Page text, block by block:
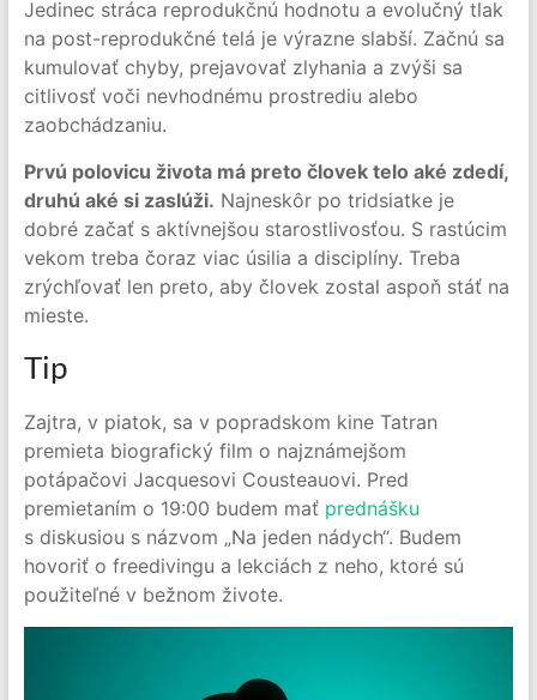
Jedinec stráca reprodukčnú hodnotu a evolučný tlak
na post-reprodukčné telá je výrazne slabší. Začnú sa
kumulovať chyby, prejavovať zlyhania a zvýši sa
citlivosť voči nevhodnému prostrediu alebo
zaobchádzaniu.
Prvú polovicu života má preto človek telo aké zdedí,
druhú aké si zaslúži. Najneskôr po tridsiatke je
dobré začať s aktívnejšou starostlivosťou. S rastúcim
vekom treba čoraz viac úsilia a disciplíny. Treba
zrýchľovať len preto, aby človek zostal aspoň stáť na
mieste.
Tip
Zajtra, v piatok, sa v popradskom kine Tatran
premieta biografický film o najznámejšom
potápačovi Jacquesovi Cousteauovi. Pred
premietaním o 19:00 budem mať prednášku
s diskusiou s názvom „Na jeden nádych“. Budem
hovoriť o freedivingu a lekciách z neho, ktoré sú
použiteľné v bežnom živote.